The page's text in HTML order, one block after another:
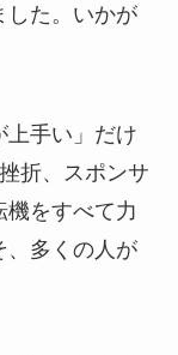
した。いかが
上手い」だけ
折、スポンサ
機をすべて力
、多くの人が